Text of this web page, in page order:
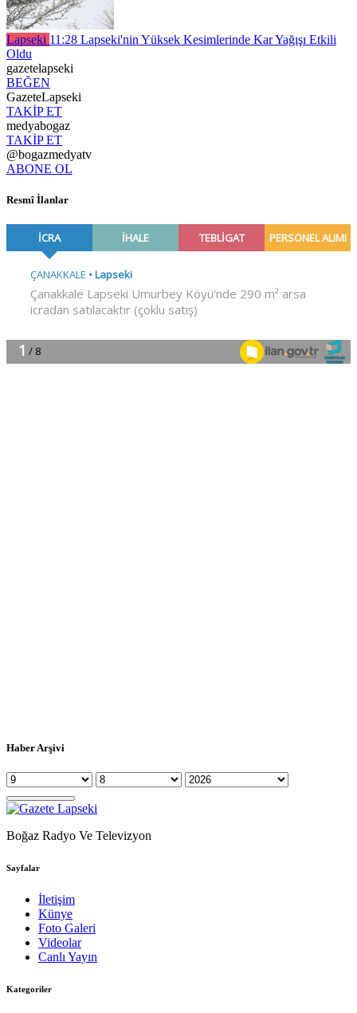
Lapseki 11:28 Lapseki'nin Yüksek Kesimlerinde Kar Yağışı Etkili
Oldu
gazetelapseki
BEĞEN
GazeteLapseki
TAKİP ET
medyabogaz
TAKİP ET
@bogazmedyatv
ABONE OL
Resmî İlanlar
Haber Arşivi
Boğaz Radyo Ve Televizyon
Sayfalar
İletişim
Künye
Foto Galeri
Videolar
Canlı Yayın
Kategoriler